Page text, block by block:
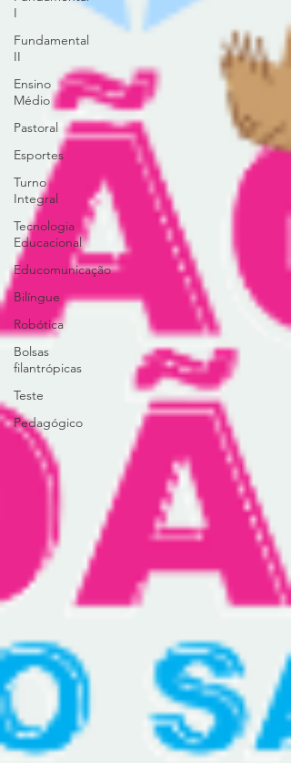
I
Fundamental
II
Ensino
Médio
Pastoral
Esportes
Turno
Integral
Tecnologia
Educacional
Educomunicação
Bilíngue
Robótica
Bolsas
filantrópicas
Teste
Pedagógico